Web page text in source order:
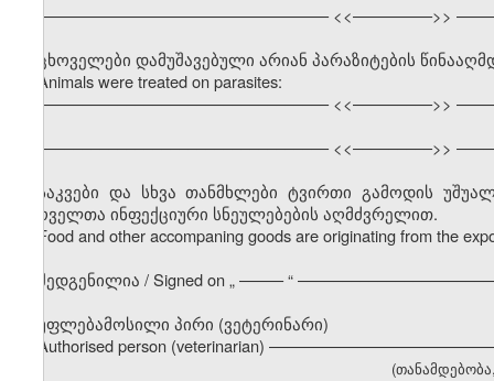
––––––––––––––––––––––––––––––––– <<–––––––––>>
ცხოველები დამუშავებული არიან პარაზიტების
Animals were treated on parasites:
––––––––––––––––––––––––––––––––– <<–––––––––>>
––––––––––––––––––––––––––––––––– <<–––––––––>>
საკვები და სხვა თანმხლები ტვირთი გამოდის
ცხოველთა ინფექციური სნეულებების აღმძვრელით.
Food and other accompaning goods are originating from the
შედგენილია / Signed on„––––– “
უფლებამოსილი პირი (ვეტერინარი)
Authorised person (veterinarian)